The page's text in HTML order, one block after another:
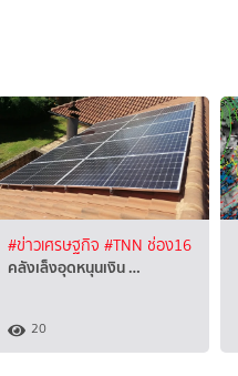
#ข่าวเศรษฐกิจ #TNN ช่อง16
คลังเล็งอุดหนุนเงิน …
20